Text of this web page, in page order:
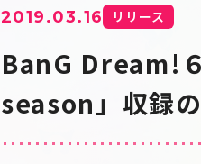
2019.03.16 リリース
BanG Dream!
season」収録